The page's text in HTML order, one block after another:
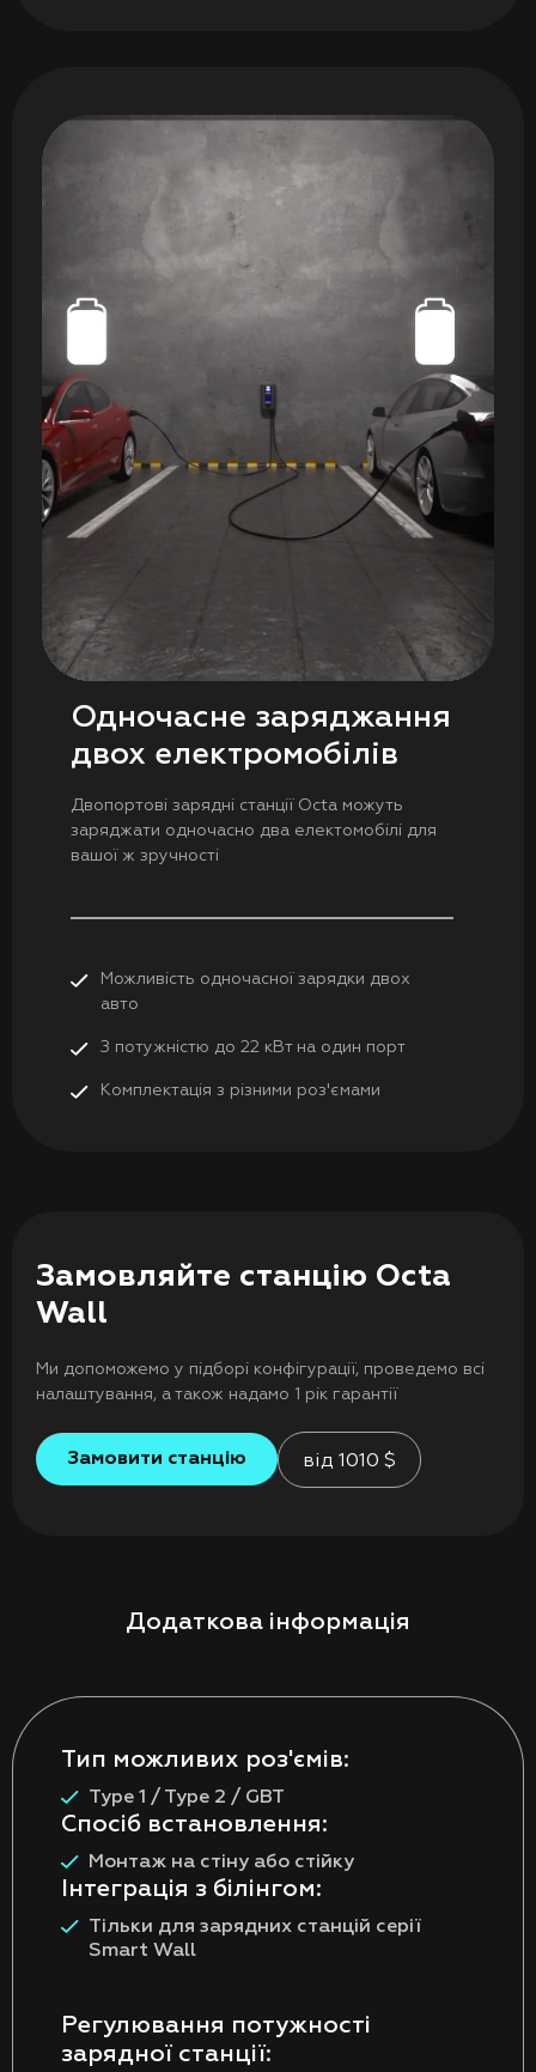
Одночасне заряджання
двох електромобілів
Двопортові зарядні станції Octa можуть
заряджати одночасно два електомобілі для
вашої ж зручності
Можливість одночасної зарядки двох
авто
З потужністю до 22 кВт на один порт
Комплектація з різними роз'ємами
Замовляйте станцію Octa
Wall
Ми допоможемо у підборі конфігурації, проведемо всі
налаштування, а також надамо 1 рік гарантії
від 1010 $
Замовити станцію
Додаткова інформація
Тип можливих роз'ємів:
Type 1 / Type 2 / GBT
Спосіб встановлення:
Монтаж на стіну або стійку
Інтеграція з білінгом:
Тільки для зарядних станцій серії
Smart Wall
Регулювання потужності
зарядної станції: